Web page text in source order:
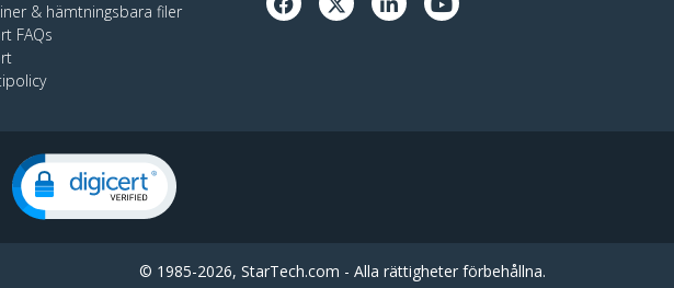
& hämtningsbara filer
FAQs
© 1985-2026, StarTech.com - Alla rättigheter förbehållna.